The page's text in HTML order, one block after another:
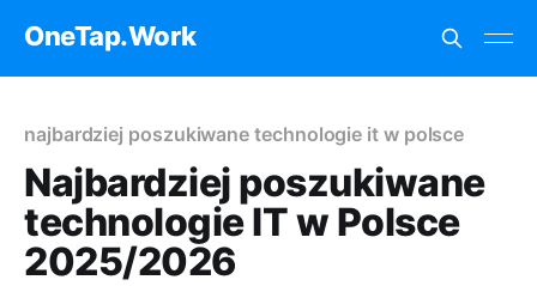
OneTap.Work
najbardziej poszukiwane technologie it w polsce
Najbardziej poszukiwane
technologie IT w Polsce
2025/2026